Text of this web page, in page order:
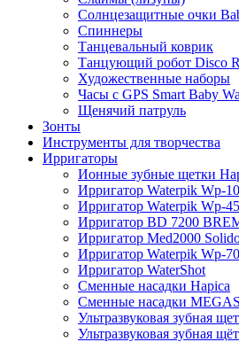
Солнцезащитные очки
Спиннеры
Танцевальный коврик
Танцующий робот Disco
Художественные наборы
Часы с GPS Smart Baby
Щенячий патруль
Зонты
Инструменты для творчества
Ирригаторы
Ионные зубные щетки
Ирригатор Waterpik Wp-
Ирригатор Waterpik Wp-
Ирригатор BD 7200
Ирригатор Med2000
Ирригатор Waterpik Wp-70
Ирригатор WaterShot
Сменные насадки Hapica
Сменные насадки
Ультразвуковая зубная
Ультразвуковая зубная